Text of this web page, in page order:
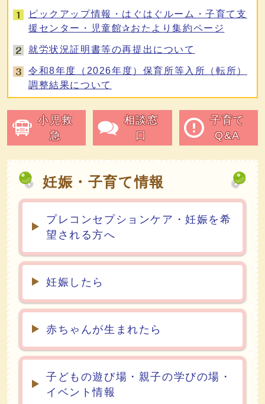
ピックアップ情報・はぐはぐルーム・子育て支
援センター・児童館✰おたより集約ページ
就労状況証明書等の再提出について
令和8年度（2026年度）保育所等入所（転所）
調整結果について
子育てメニュー
小児救
急
相談窓
口
子育て
Q&A
妊娠・子育て情報
プレコンセプションケア・妊娠を希
望される方へ
妊娠したら
赤ちゃんが生まれたら
子どもの遊び場・親子の学びの場・
イベント情報